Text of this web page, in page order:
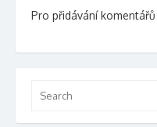
Pro přidávání